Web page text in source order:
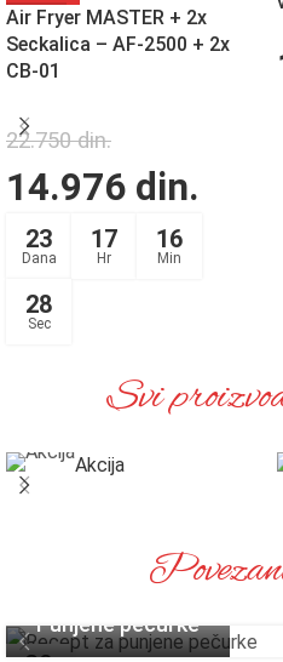
Air Fryer MASTER + 2x
Seckalica – AF-2500 + 2x
CB-01
22.750din.
14.976 din.
23
Dana
17
Hr
16
Min
28
Sec
Svi
Akcija
Punjene pečurke